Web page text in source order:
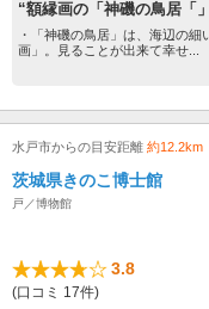
“額縁画の「神磯の鳥居「
・「神磯の鳥居」は、海辺の
画」。見ることが出来て幸せ...
水戸市からの目安距離 約12.2km
茨城県きのこ博士館
戸／博物館
3.8
(口コミ 17件)